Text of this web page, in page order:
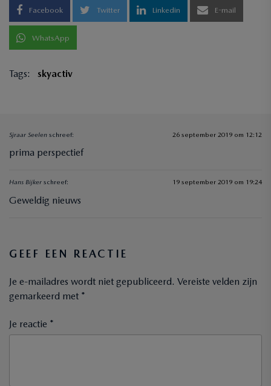
Facebook Twitter Linkedin E-mail
WhatsApp
Tags: skyactiv
Sjraar Seelen schreef: 26 september 2019 om 12:12
prima perspectief
Hans Bijker schreef: 19 september 2019 om 19:24
Geweldig nieuws
GEEF EEN REACTIE
Je e-mailadres wordt niet gepubliceerd. Vereiste velden zijn
gemarkeerd met *
Je reactie *